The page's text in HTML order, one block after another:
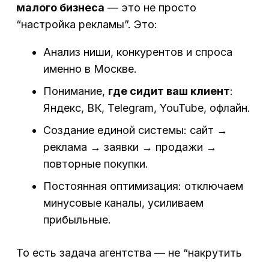
малого бизнеса — это не просто
“настройка рекламы”. Это:
Анализ ниши, конкурентов и спроса
именно в Москве.
Понимание, где сидит ваш клиент:
Яндекс, ВК, Telegram, YouTube, офлайн.
Создание единой системы: сайт →
реклама → заявки → продажи →
повторные покупки.
Постоянная оптимизация: отключаем
минусовые каналы, усиливаем
прибыльные.
То есть задача агентства — не “накрутить